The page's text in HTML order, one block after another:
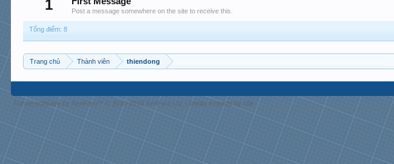
1 Post a message somewhere on the site to receive this.
Tổng điểm: 8
Trang chủ Thành viên thiendong
Forum software by XenForo™© 2010-2018 XenForo Ltd. | Media embeds by s9e